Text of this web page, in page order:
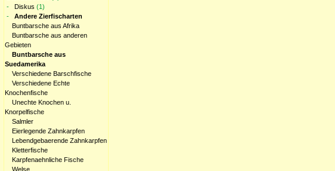
- Diskus (1)
- Andere Zierfischarten
Buntbarsche aus Afrika
Buntbarsche aus anderen
Gebieten
Buntbarsche aus
Suedamerika
Verschiedene Barschfische
Verschiedene Echte
Knochenfische
Unechte Knochen u.
Knorpelfische
Salmler
Eierlegende Zahnkarpfen
Lebendgebaerende Zahnkarpfen
Kletterfische
Karpfenaehnliche Fische
Welse